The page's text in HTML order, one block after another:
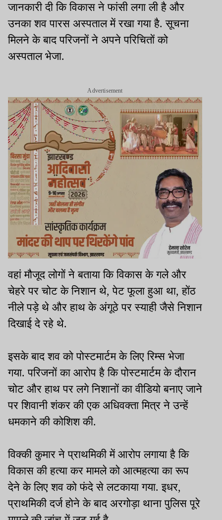
जानकारी दी कि विकास ने फांसी लगा ली है और
उनका शव पारस अस्पताल में रखा गया है. सूचना
मिलने के बाद परिजनों ने अपने परिचितों को
अस्पताल भेजा.
Advertisement
वहां मौजूद लोगों ने बताया कि विकास के गले और
चेहरे पर चोट के निशान थे, पेट फूला हुआ था, होंठ
नीले पड़े थे और हाथ के अंगूठे पर स्याही जैसे निशान
दिखाई दे रहे थे.
इसके बाद शव को पोस्टमार्टम के लिए रिम्स भेजा
गया. परिजनों का आरोप है कि पोस्टमार्टम के दौरान
चोट और हाथ पर लगे निशानों का वीडियो बनाए जाने
पर शिवानी शंकर की एक अधिवक्ता मित्र ने उन्हें
धमकाने की कोशिश की.
विक्की कुमार ने प्राथमिकी में आरोप लगाया है कि
विकास की हत्या कर मामले को आत्महत्या का रूप
देने के लिए शव को फंदे से लटकाया गया. इधर,
प्राथमिकी दर्ज होने के बाद अरगोड़ा थाना पुलिस पूरे